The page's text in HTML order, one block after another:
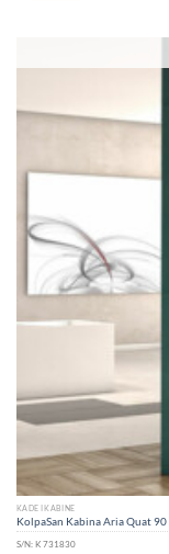
KADE I KABINE
KolpaSan Kabina Aria Quat 90
S/N: K 731830